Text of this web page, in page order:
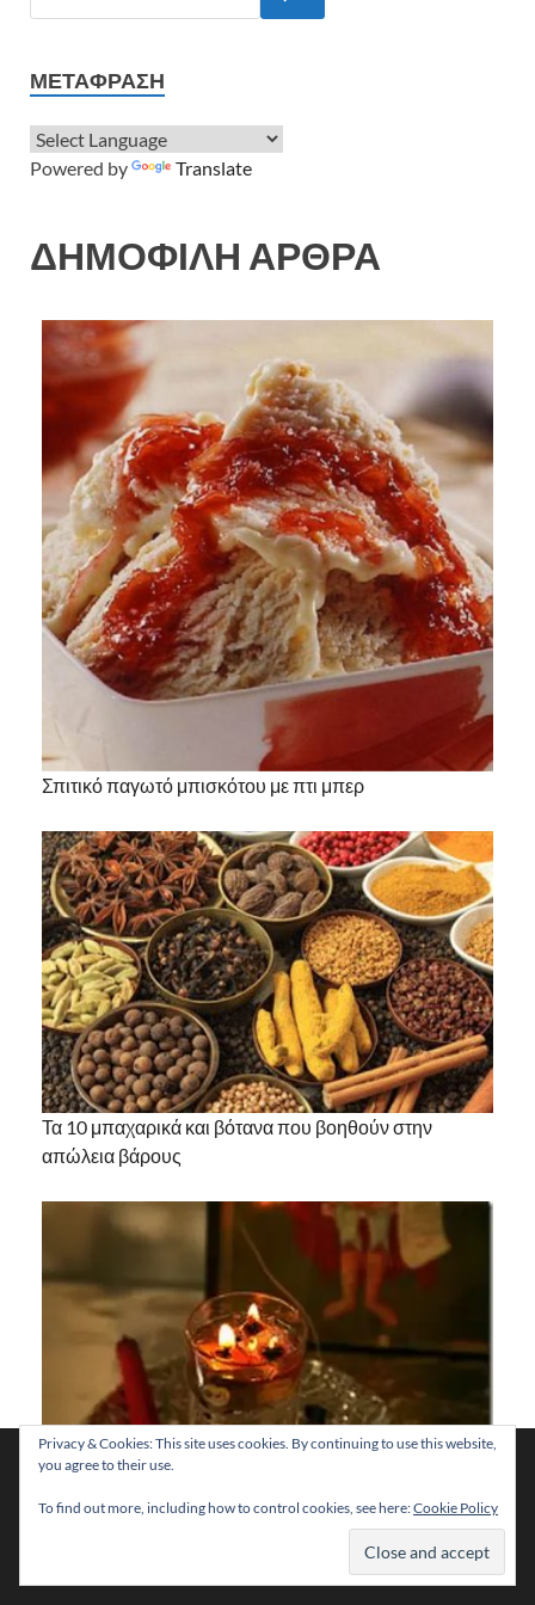
ΜΕΤΆΦΡΑΣΗ
Powered by Translate
ΔΗΜΟΦΙΛΗ ΑΡΘΡΑ
Σπιτικό παγωτό μπισκότου με πτι μπερ
Τα 10 μπαχαρικά και βότανα που βοηθούν στην
απώλεια βάρους
Χρησιμοποιούμε cookies για να σας προσφέρουμε τη
βέλτιστη εμπειρία πλοήγησης στον ιστότοπό μας.
Μπορείτε να μάθετε ποια cookies χρησιμοποιούμε ή να τα
απενεργοποιήσετε στιςρυθμίσεις
Privacy & Cookies: This site uses cookies. By continuing to use this website,
you agree to their use.
To find out more, including how to control cookies, see here:Cookie Policy